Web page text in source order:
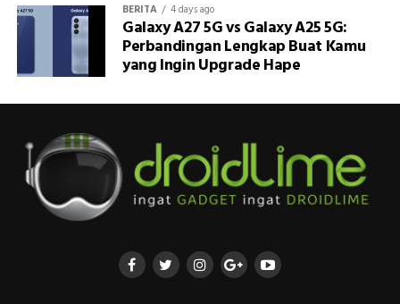
BERITA 4 days ago
Galaxy A27 5G vs Galaxy A25 5G:
Perbandingan Lengkap Buat Kamu
yang Ingin Upgrade Hape